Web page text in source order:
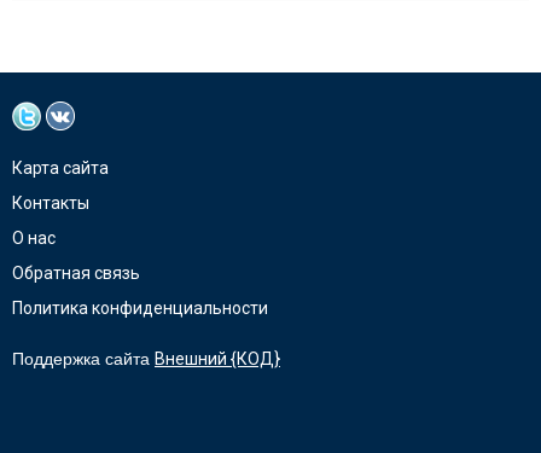
Карта сайта
Контакты
О нас
Обратная связь
Политика конфиденциальности
Поддержка сайта Внешний {КОД}